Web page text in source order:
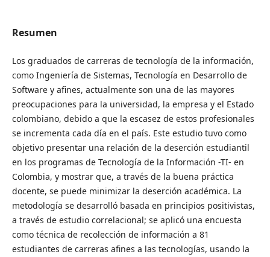
Resumen
Los graduados de carreras de tecnología de la información,
como Ingeniería de Sistemas, Tecnología en Desarrollo de
Software y afines, actualmente son una de las mayores
preocupaciones para la universidad, la empresa y el Estado
colombiano, debido a que la escasez de estos profesionales
se incrementa cada día en el país. Este estudio tuvo como
objetivo presentar una relación de la deserción estudiantil
en los programas de Tecnología de la Información -TI- en
Colombia, y mostrar que, a través de la buena práctica
docente, se puede minimizar la deserción académica. La
metodología se desarrolló basada en principios positivistas,
a través de estudio correlacional; se aplicó una encuesta
como técnica de recolección de información a 81
estudiantes de carreras afines a las tecnologías, usando la